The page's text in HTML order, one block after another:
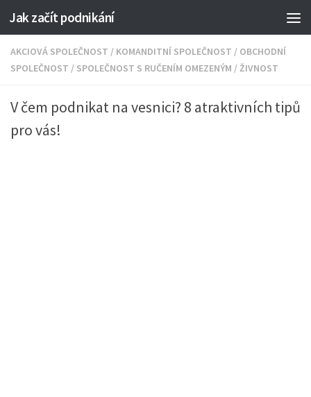
Jak začít podnikání
AKCIOVÁ SPOLEČNOST / KOMANDITNÍ SPOLEČNOST / OBCHODNÍ
SPOLEČNOST / SPOLEČNOST S RUČENÍM OMEZENÝM /ŽIVNOST
V čem podnikat na vesnici? 8 atraktivních tipů
pro vás!